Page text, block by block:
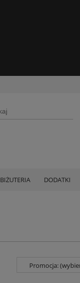
BIŻUTERIA DODATKI
Promocja: